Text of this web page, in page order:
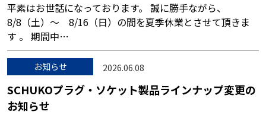
平素はお世話になっております。 誠に勝手ながら、
8/8（土）～ 8/16（日）の間を夏季休業とさせて頂きま
す 。 期間中…
お知らせ 2026.06.08
SCHUKOプラグ・ソケット製品ラインナップ変更の
お知らせ